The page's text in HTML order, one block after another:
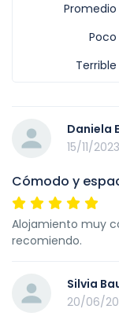
Promedio
Poco
Terrible
Daniela
15/11/
Cómodo y
Alojamiento muy
recomiendo.
Silvia
20/06/